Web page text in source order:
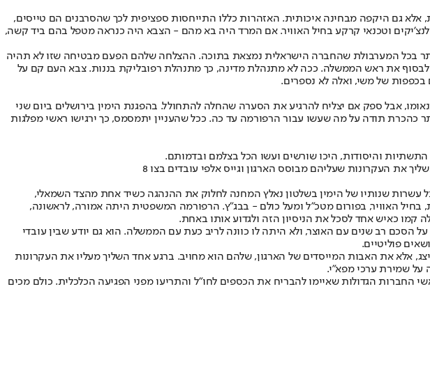
גם היקפה מבחינה איכותית. האזהרות כללו התייחסות ספציפית לכך שהסרבנים הם טייסים,
בצה"ל. לא "סתם" גולנצ'יקים וטכנאי קרקע בחיל האוויר. אם המרד היה בא מהם - הצבא היה כנראה מטפל בהם ביד קשה,
בכל המערבולת שהחברה הישראלית נמצאת בתוכה. ההצלחה שלהם הפעם מבטיחה שזו לא תהיה
את ראש הממשלה. ככה לא מתנהלת מדינה, כך מתנהלת רפובליקת בננות. צבא העם קם על
של משי, ואלה לא נספרים.
אבל ספק אם יצליח להרגיע את הסערה שהחלה להתחולל. בהפגנת הימין בירושלים ביום שני
כהכרת תודה על מה שעשו עבור הרפורמה עד כה. ככל שהעניין יתמסמס, כך ירגישו ראשי מפלגות
והיסודות, היכו שורשים ועשו הכל בצלמם ובדמותם.
את העקרונות שעליהם מבוסס הארגון וגייס אלפי עובדים בצו 8
שנותיו של הימין בשלטון נאלץ המחנה לחלוק את ההנהגה כשיד אחת מהצד השמאלי,
האוויר, בפורום מטכ"ל ומעל כולם - בבג"ץ. הרפורמה המשפטית היתה אמורה, לראשונה,
קמו כאיש אחד לסכל את הניסיון הזה ולגדוע אותו באחת.
רב שנים עם האוצר, ולא היתה לו כוונה לריב כעת עם הממשלה. הוא גם יודע שבין עובדי
פוליטיים.
את העובדים הנוכחיים הוא מייצג, אלא את האבות המייסדים של הארגון, שלהם הוא מחויב. ברגע אחד השליך מעליו את העקרונות
החברות הגדולות שאיימו להבריח את הכספים לחו"ל והתריעו מפני הפגיעה הכלכלית. כולם מכים